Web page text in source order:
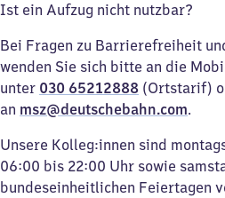
Ist ein Aufzug nicht nutzbar?
Bei Fragen zu Barrierefreiheit
wenden Sie sich bitte an die
unter 030 65212888 (Ortstarif)
an msz@deutschebahn.com.
Unsere Kolleg:innen sind
06:00 bis 22:00 Uhr sowie
bundeseinheitlichen Feiertagen